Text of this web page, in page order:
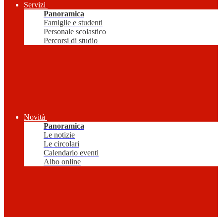
Servizi
Panoramica
Famiglie e studenti
Personale scolastico
Percorsi di studio
Novità
Panoramica
Le notizie
Le circolari
Calendario eventi
Albo online